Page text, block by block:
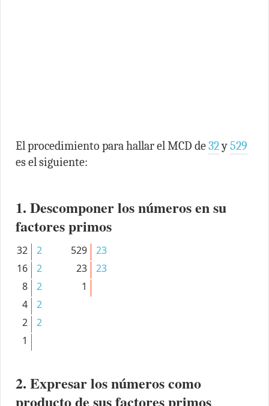
El procedimiento para hallar el MCD de32y529
es el siguiente:
1. Descomponer los números en su
factores primos
32
2
16
2
8
2
4
2
2
2
1
529
23
23
23
1
2. Expresar los números como
producto de sus factores primos